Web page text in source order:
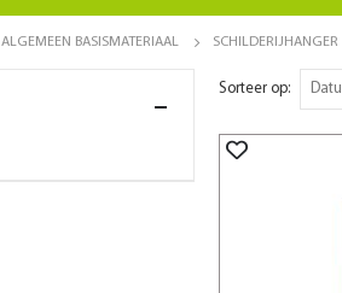
ALGEMEEN BASISMATERIAAL SCHILDERIJHANGER
Sorteer op